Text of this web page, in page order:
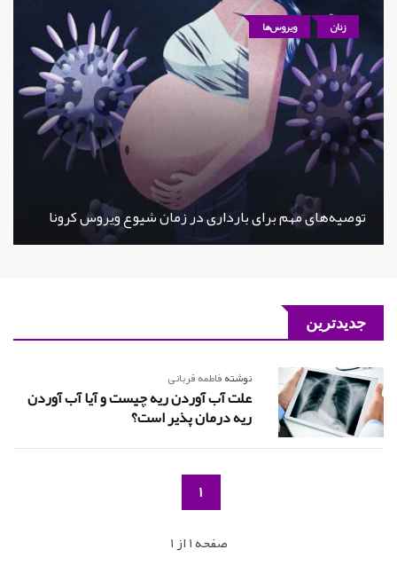
زنان ویروس‌ها
توصیه‌های مهم برای بارداری در زمان شیوع ویروس کرونا
جدیدترین
نوشتهفاطمه قربانی
علت آب آوردن ریه چیست و آیا آب آوردن
ریه درمان پذیر است؟
1
صفحه 1 از 1